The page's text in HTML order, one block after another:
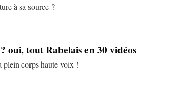
à sa source ?
oui, tout Rabelais en 30 vidéos
plein corps haute voix !